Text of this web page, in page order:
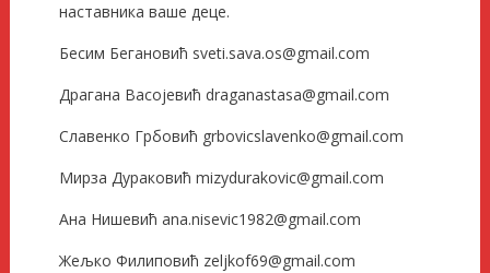
наставника ваше деце.
Бесим Бегановић sveti.sava.os@gmail.com
Драгана Васојевић draganastasa@gmail.com
Славенко Грбовић grbovicslavenko@gmail.com
Мирза Дураковић mizydurakovic@gmail.com
Ана Нишевић ana.nisevic1982@gmail.com
Жељко Филиповић zeljkof69@gmail.com